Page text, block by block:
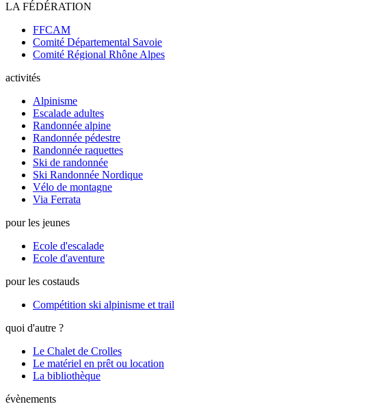
LA FÉDÉRATION
FFCAM
Comité Départemental Savoie
Comité Régional Rhône Alpes
activités
Alpinisme
Escalade adultes
Randonnée alpine
Randonnée pédestre
Randonnée raquettes
Ski de randonnée
Ski Randonnée Nordique
Vélo de montagne
Via Ferrata
pour les jeunes
Ecole d'escalade
Ecole d'aventure
pour les costauds
Compétition ski alpinisme et trail
quoi d'autre ?
Le Chalet de Crolles
Le matériel en prêt ou location
La bibliothèque
évènements